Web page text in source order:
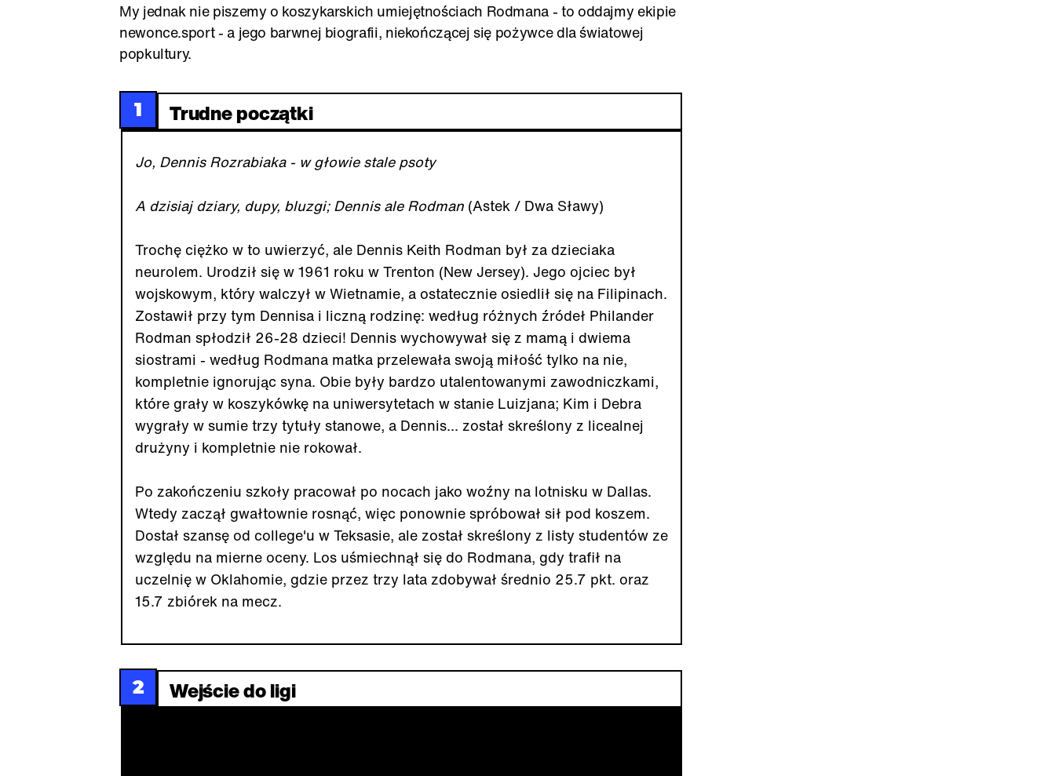
My jednak nie piszemy o koszykarskich umiejętnościach Rodmana - to oddajmy ekipie
newonce.sport - a jego barwnej biografii, niekończącej się pożywce dla światowej
popkultury.
1 Trudne początki
Jo, Dennis Rozrabiaka - w głowie stale psoty
A dzisiaj dziary, dupy, bluzgi; Dennis ale Rodman (Astek / Dwa Sławy)
Trochę ciężko w to uwierzyć, ale Dennis Keith Rodman był za dzieciaka
neurolem. Urodził się w 1961 roku w Trenton (New Jersey). Jego ojciec był
wojskowym, który walczył w Wietnamie, a ostatecznie osiedlił się na Filipinach.
Zostawił przy tym Dennisa i liczną rodzinę: według różnych źródeł Philander
Rodman spłodził 26-28 dzieci! Dennis wychowywał się z mamą i dwiema
siostrami - według Rodmana matka przelewała swoją miłość tylko na nie,
kompletnie ignorując syna. Obie były bardzo utalentowanymi zawodniczkami,
które grały w koszykówkę na uniwersytetach w stanie Luizjana; Kim i Debra
wygrały w sumie trzy tytuły stanowe, a Dennis... został skreślony z licealnej
drużyny i kompletnie nie rokował.
Po zakończeniu szkoły pracował po nocach jako woźny na lotnisku w Dallas.
Wtedy zaczął gwałtownie rosnąć, więc ponownie spróbował sił pod koszem.
Dostał szansę od college'u w Teksasie, ale został skreślony z listy studentów ze
względu na mierne oceny. Los uśmiechnął się do Rodmana, gdy trafił na
uczelnię w Oklahomie, gdzie przez trzy lata zdobywał średnio 25.7 pkt. oraz
15.7 zbiórek na mecz.
2 Wejście do ligi